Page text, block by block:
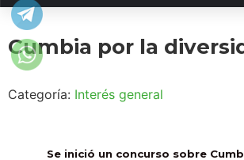
Cumbia por la
Categoría: Interés general
Se inició un concurso sobre